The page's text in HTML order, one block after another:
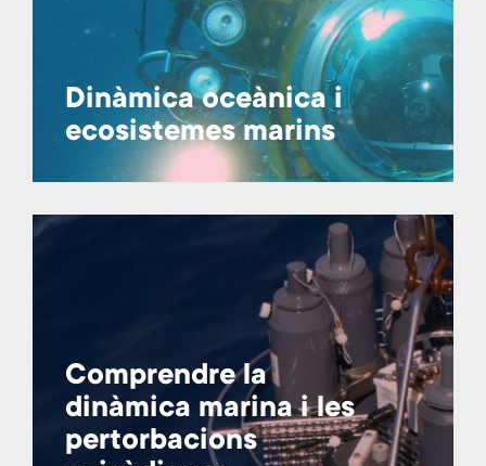
Dinàmica oceànica i
ecosistemes marins
Comprendre la
dinàmica marina i les
pertorbacions